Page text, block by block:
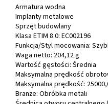
Armatura wodna
Implanty metalowe
Sprzęt budowlany
Klasa ETIM 8.0: EC002196
Funkcja/Styl mocowania:
Waga netto: 204,12 g
Wartość gęstości: Średnia
Maksymalna prędkość
Maksymalna prędkość:
Branże: Obróbka metali